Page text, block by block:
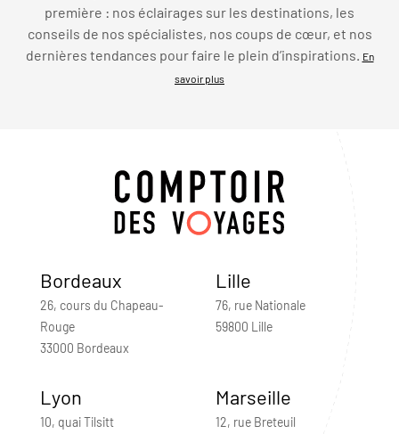
première : nos éclairages sur les destinations, les
conseils de nos spécialistes, nos coups de cœur, et nos
dernières tendances pour faire le plein d’inspirations.
En
savoir plus
Bordeaux
26, cours du Chapeau-
Rouge
33000 Bordeaux
Lille
76, rue Nationale
59800 Lille
Lyon
10, quai Tilsitt
Marseille
12, rue Breteuil